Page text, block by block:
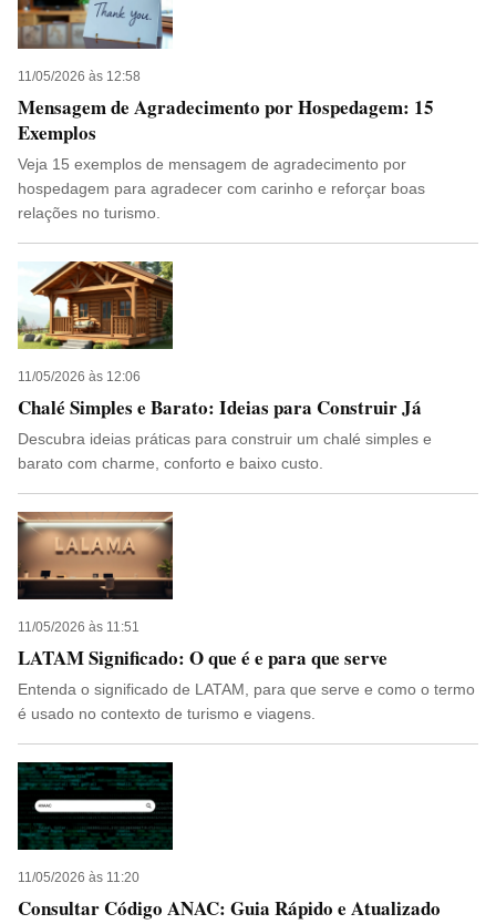
11/05/2026 às 12:58
Mensagem de Agradecimento por Hospedagem: 15
Exemplos
Veja 15 exemplos de mensagem de agradecimento por
hospedagem para agradecer com carinho e reforçar boas
relações no turismo.
11/05/2026 às 12:06
Chalé Simples e Barato: Ideias para Construir Já
Descubra ideias práticas para construir um chalé simples e
barato com charme, conforto e baixo custo.
11/05/2026 às 11:51
LATAM Significado: O que é e para que serve
Entenda o significado de LATAM, para que serve e como o termo
é usado no contexto de turismo e viagens.
11/05/2026 às 11:20
Consultar Código ANAC: Guia Rápido e Atualizado